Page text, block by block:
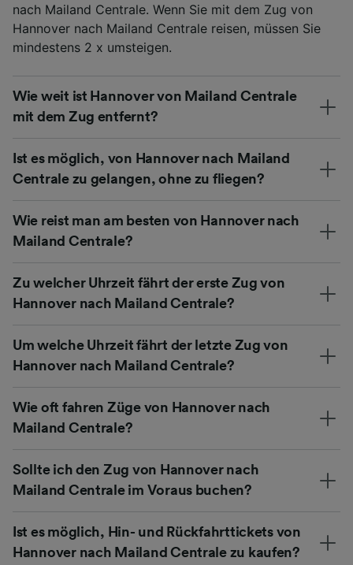
nach Mailand Centrale. Wenn Sie mit dem Zug von
Hannover nach Mailand Centrale reisen, müssen Sie
mindestens 2 x umsteigen.
Wie weit ist Hannover von Mailand Centrale
mit dem Zug entfernt?
Ist es möglich, von Hannover nach Mailand
Centrale zu gelangen, ohne zu fliegen?
Wie reist man am besten von Hannover nach
Mailand Centrale?
Zu welcher Uhrzeit fährt der erste Zug von
Hannover nach Mailand Centrale?
Um welche Uhrzeit fährt der letzte Zug von
Hannover nach Mailand Centrale?
Wie oft fahren Züge von Hannover nach
Mailand Centrale?
Sollte ich den Zug von Hannover nach
Mailand Centrale im Voraus buchen?
Ist es möglich, Hin- und Rückfahrttickets von
Hannover nach Mailand Centrale zu kaufen?